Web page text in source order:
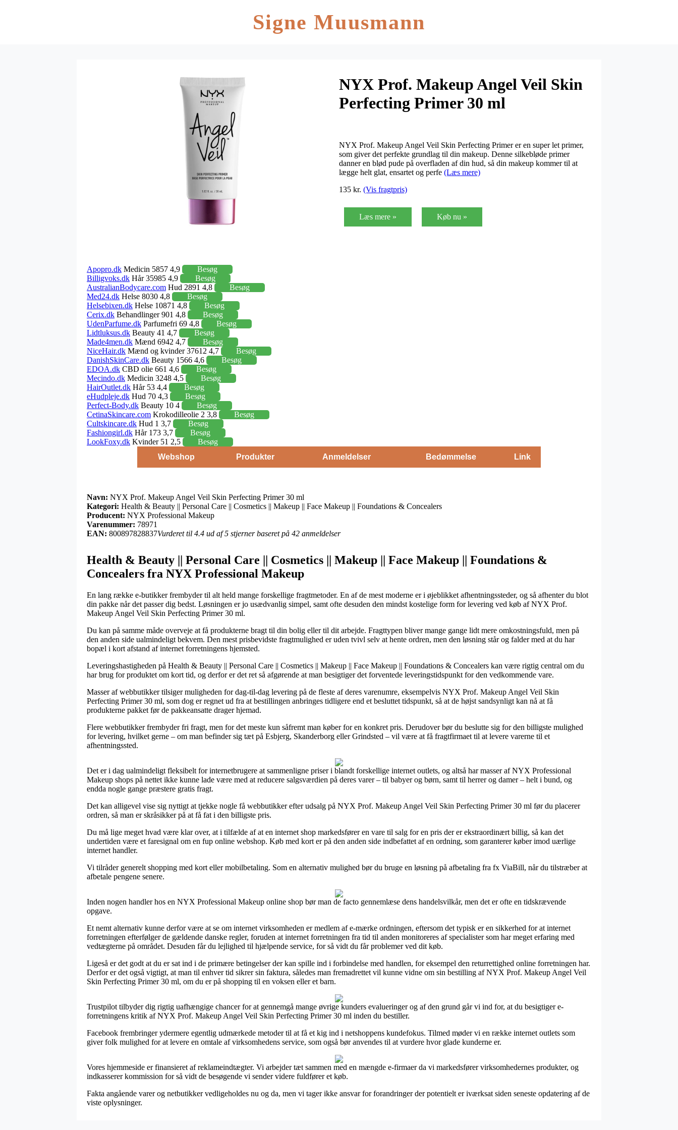
Signe Muusmann
NYX Prof. Makeup Angel Veil Skin
Perfecting Primer 30 ml
NYX Prof. Makeup Angel Veil Skin Perfecting Primer er en super let primer,
som giver det perfekte grundlag til din makeup. Denne silkebløde primer
danner en blød pude på overfladen af din hud, så din makeup kommer til at
lægge helt glat, ensartet og perfe (Læs mere)
135 kr. (Vis fragtpris)
Læs mere » Køb nu »
Apopro.dk Medicin 5857 4,9
Besøg
Billigvoks.dk Hår 35985 4,9
Besøg
AustralianBodycare.com Hud 2891 4,8
Besøg
Med24.dk Helse 8030 4,8
Besøg
Helsebixen.dk Helse 10871 4,8
Besøg
Cerix.dk Behandlinger 901 4,8
Besøg
UdenParfume.dk Parfumefri 69 4,8
Besøg
Lidtluksus.dk Beauty 41 4,7
Besøg
Made4men.dk Mænd 6942 4,7
Besøg
NiceHair.dk Mænd og kvinder 37612 4,7
Besøg
DanishSkinCare.dk Beauty 1566 4,6
Besøg
EDOA.dk CBD olie 661 4,6
Besøg
Mecindo.dk Medicin 3248 4,5
Besøg
HairOutlet.dk Hår 53 4,4
Besøg
eHudpleje.dk Hud 70 4,3
Besøg
Perfect-Body.dk Beauty 10 4
Besøg
CetinaSkincare.com Krokodilleolie 2 3,8
Besøg
Cultskincare.dk Hud 1 3,7
Besøg
Fashiongirl.dk Hår 173 3,7
Besøg
LookFoxy.dk Kvinder 51 2,5
Besøg
Webshop
Produkter Anmeldelser Bedømmelse Link
Navn: NYX Prof. Makeup Angel Veil Skin Perfecting Primer 30 ml
Kategori: Health & Beauty || Personal Care || Cosmetics || Makeup || Face Makeup || Foundations & Concealers
Producent: NYX Professional Makeup
Varenummer: 78971
EAN: 800897828837Vurderet til 4.4 ud af 5 stjerner baseret på 42 anmeldelser
Health & Beauty || Personal Care || Cosmetics || Makeup || Face Makeup || Foundations &
Concealers fra NYX Professional Makeup
En lang række e-butikker frembyder til alt held mange forskellige fragtmetoder. En af de mest moderne er i øjeblikket afhentningssteder, og så afhenter du blot
din pakke når det passer dig bedst. Løsningen er jo usædvanlig simpel, samt ofte desuden den mindst kostelige form for levering ved køb af NYX Prof.
Makeup Angel Veil Skin Perfecting Primer 30 ml.
Du kan på samme måde overveje at få produkterne bragt til din bolig eller til dit arbejde. Fragttypen bliver mange gange lidt mere omkostningsfuld, men på
den anden side ualmindeligt bekvem. Den mest prisbevidste fragtmulighed er uden tvivl selv at hente ordren, men den løsning står og falder med at du har
bopæl i kort afstand af internet forretningens hjemsted.
Leveringshastigheden på Health & Beauty || Personal Care || Cosmetics || Makeup || Face Makeup || Foundations & Concealers kan være rigtig central om du
har brug for produktet om kort tid, og derfor er det ret så afgørende at man besigtiger det forventede leveringstidspunkt for den vedkommende vare.
Masser af webbutikker tilsiger muligheden for dag-til-dag levering på de fleste af deres varenumre, eksempelvis NYX Prof. Makeup Angel Veil Skin
Perfecting Primer 30 ml, som dog er regnet ud fra at bestillingen anbringes tidligere end et besluttet tidspunkt, så at de højst sandsynligt kan nå at få
produkterne pakket før de pakkeansatte drager hjemad.
Flere webbutikker frembyder fri fragt, men for det meste kun såfremt man køber for en konkret pris. Derudover bør du beslutte sig for den billigste mulighed
for levering, hvilket gerne – om man befinder sig tæt på Esbjerg, Skanderborg eller Grindsted – vil være at få fragtfirmaet til at levere varerne til et
afhentningssted.
Det er i dag ualmindeligt fleksibelt for internetbrugere at sammenligne priser i blandt forskellige internet outlets, og altså har masser af NYX Professional
Makeup shops på nettet ikke kunne lade være med at reducere salgsværdien på deres varer – til babyer og børn, samt til herrer og damer – helt i bund, og
endda nogle gange præstere gratis fragt.
Det kan alligevel vise sig nyttigt at tjekke nogle få webbutikker efter udsalg på NYX Prof. Makeup Angel Veil Skin Perfecting Primer 30 ml før du placerer
ordren, så man er skråsikker på at få fat i den billigste pris.
Du må lige meget hvad være klar over, at i tilfælde af at en internet shop markedsfører en vare til salg for en pris der er ekstraordinært billig, så kan det
undertiden være et faresignal om en fup online webshop. Køb med kort er på den anden side indbefattet af en ordning, som garanterer køber imod uærlige
internet handler.
Vi tilråder generelt shopping med kort eller mobilbetaling. Som en alternativ mulighed bør du bruge en løsning på afbetaling fra fx ViaBill, når du tilstræber at
afbetale pengene senere.
Inden nogen handler hos en NYX Professional Makeup online shop bør man de facto gennemlæse dens handelsvilkår, men det er ofte en tidskrævende
opgave.
Et nemt alternativ kunne derfor være at se om internet virksomheden er medlem af e-mærke ordningen, eftersom det typisk er en sikkerhed for at internet
forretningen efterfølger de gældende danske regler, foruden at internet forretningen fra tid til anden monitoreres af specialister som har meget erfaring med
vedtægterne på området. Desuden får du lejlighed til hjælpende service, for så vidt du får problemer ved dit køb.
Ligeså er det godt at du er sat ind i de primære betingelser der kan spille ind i forbindelse med handlen, for eksempel den returrettighed online forretningen har.
Derfor er det også vigtigt, at man til enhver tid sikrer sin faktura, således man fremadrettet vil kunne vidne om sin bestilling af NYX Prof. Makeup Angel Veil
Skin Perfecting Primer 30 ml, om du er på shopping til en voksen eller et barn.
Trustpilot tilbyder dig rigtig uafhængige chancer for at gennemgå mange øvrige kunders evalueringer og af den grund går vi ind for, at du besigtiger e-
forretningens kritik af NYX Prof. Makeup Angel Veil Skin Perfecting Primer 30 ml inden du bestiller.
Facebook frembringer ydermere egentlig udmærkede metoder til at få et kig ind i netshoppens kundefokus. Tilmed møder vi en række internet outlets som
giver folk mulighed for at levere en omtale af virksomhedens service, som også bør anvendes til at vurdere hvor glade kunderne er.
Vores hjemmeside er finansieret af reklameindtægter. Vi arbejder tæt sammen med en mængde e-firmaer da vi markedsfører virksomhedernes produkter, og
indkasserer kommission for så vidt de besøgende vi sender videre fuldfører et køb.
Fakta angående varer og netbutikker vedligeholdes nu og da, men vi tager ikke ansvar for forandringer der potentielt er iværksat siden seneste opdatering af de
viste oplysninger.